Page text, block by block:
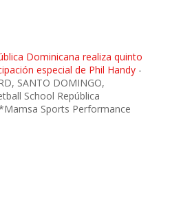
Dominicana realiza quinto
especial de Phil Handy -
SANTO DOMINGO,
School República
Sports Performance